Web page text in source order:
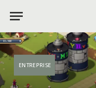
ENTREPRISE